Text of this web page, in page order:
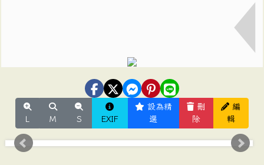
M S EXIF
設為精
選
刪
除
編
輯